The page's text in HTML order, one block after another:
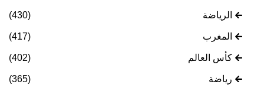
الرياضة (430)
المغرب (417)
كأس العالم (402)
رياضة (365)